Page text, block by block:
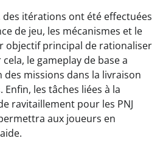
itérations ont été effectuées
de jeu, les mécanismes et le
objectif principal de rationaliser
le gameplay de base a
missions dans la livraison
les tâches liées à la
ravitaillement pour les PNJ
aux joueurs en